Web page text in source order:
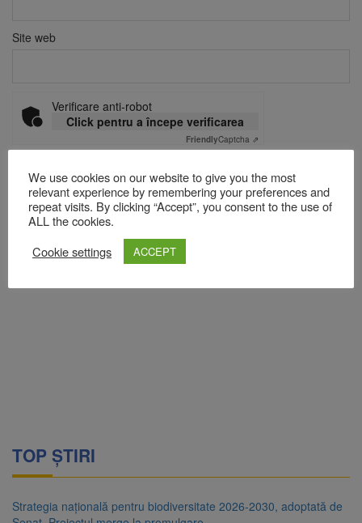
Site web
Verificare anti-robot
Click pentru a începe verificarea
FriendlyCaptcha ⇗
Acest site folosește Akismet pentru a reduce spamul.Află cum
sunt procesate datele comentariilor tale
TOP ȘTIRI
Strategia națională pentru biodiversitate 2026-2030, adoptată de
We use cookies on our website to give you the most
relevant experience by remembering your preferences and
repeat visits. By clicking “Accept”, you consent to the use of
ALL the cookies.
Cookie settings
ACCEPT